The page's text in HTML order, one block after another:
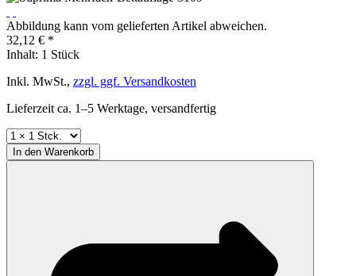
Abbildung kann vom gelieferten Artikel abweichen.
32,12 € *
Inhalt: 1 Stück
Inkl. MwSt., zzgl. ggf. Versandkosten
Lieferzeit ca. 1–5 Werktage, versandfertig
In den Warenkorb